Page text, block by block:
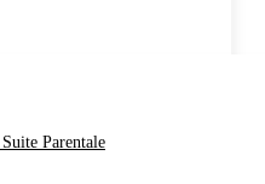
Parentale